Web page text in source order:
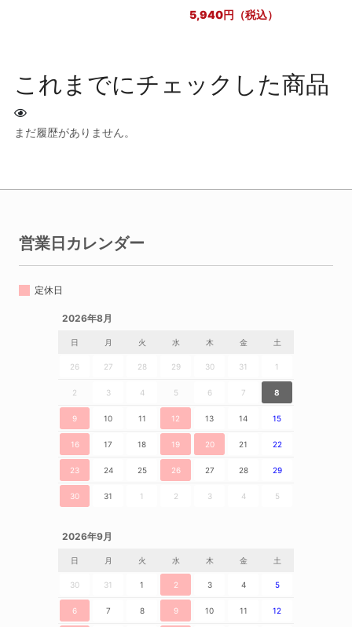
5,940
これまでにチェックした商品
まだ履歴がありません。
営業日カレンダー
定休日
2026年8月
日 月 火 水 木 金 土
26 27 28 29 30 31 1
2 3 4 5 6 7 8
9 10 11 12 13 14 15
16 17 18 19 20 21 22
23 24 25 26 27 28 29
30 31 1 2 3 4 5
2026年9月
日 月 火 水 木 金 土
30 31 1 2 3 4 5
6 7 8 9 10 11 12